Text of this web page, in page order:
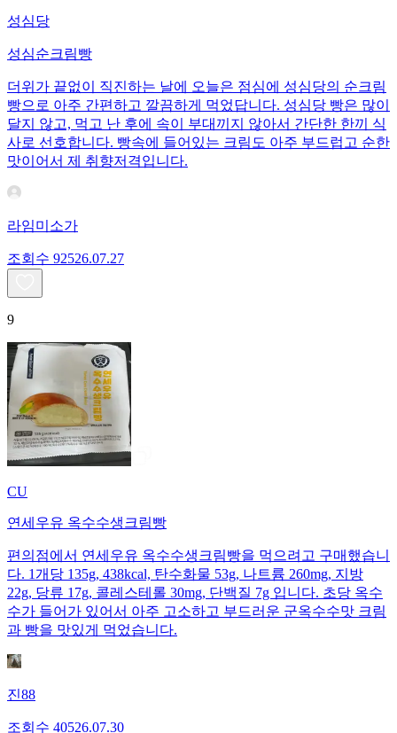
성심당
성심순크림빵
더위가 끝없이 직진하는 날에 오늘은 점심에 성심당의 순크림
빵으로 아주 간편하고 깔끔하게 먹었답니다. 성심당 빵은 많이
달지 않고, 먹고 난 후에 속이 부대끼지 않아서 간단한 한끼 식
사로 선호합니다. 빵속에 들어있는 크림도 아주 부드럽고 순한
맛이어서 제 취향저격입니다.
라임미소가
조회수 92526.07.27
9
CU
연세우유 옥수수생크림빵
편의점에서 연세우유 옥수수생크림빵을 먹으려고 구매했습니
다. 1개당 135g, 438kcal, 탄수화물 53g, 나트륨 260mg, 지방
22g, 당류 17g, 콜레스테롤 30mg, 단백질 7g 입니다. 초당 옥수
수가 들어가 있어서 아주 고소하고 부드러운 군옥수수맛 크림
과 빵을 맛있게 먹었습니다.
진88
조회수 40526.07.30